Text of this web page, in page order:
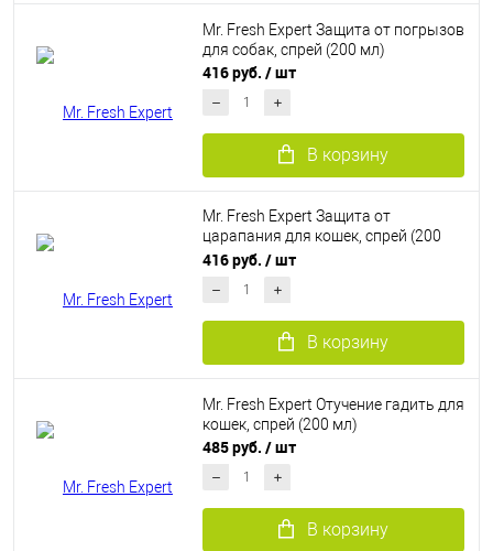
Mr. Fresh Expert Защита от погрызов
для собак, спрей (200 мл)
416 руб. / шт
В корзину
Mr. Fresh Expert Защита от
царапания для кошек, спрей (200
мл)
416 руб. / шт
В корзину
Mr. Fresh Expert Отучение гадить для
кошек, спрей (200 мл)
485 руб. / шт
В корзину